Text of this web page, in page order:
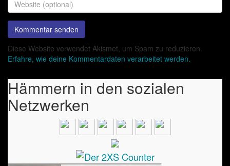
Diese Website verwendet Akismet, um Spam zu reduzieren.
Erfahre, wie deine Kommentardaten verarbeitet werden.
Hämmern in den sozialen
Netzwerken